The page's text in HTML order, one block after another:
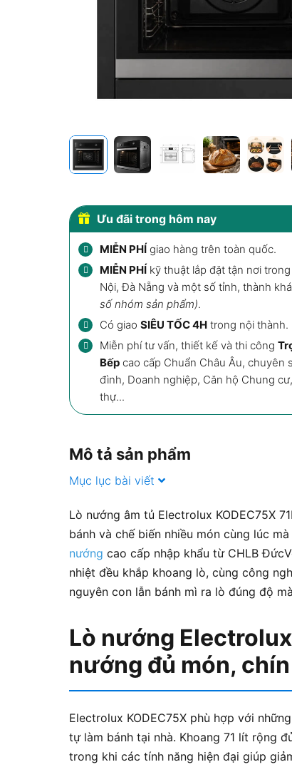
Ưu đãi trong hôm nay
MIỄN PHÍ giao hàng trên toàn quốc.
MIỄN PHÍ kỹ thuật lắp đặt tận nơi
Nội, Đà Nẵng và một số tỉnh, thành
số nhóm sản phẩm).
Có giao SIÊU TỐC 4H trong nội thành.
Miễn phí tư vấn, thiết kế và thi công
Bếp cao cấp Chuẩn Châu Âu, chuyên
đình, Doanh nghiệp, Căn hộ Chung
thự...
Mô tả sản phẩm
Mục lục bài viết
Lò nướng âm tủ Electrolux KODEC75X
bánh và chế biến nhiều món cùng lúc
nướng cao cấp nhập khẩu từ CHLB
nhiệt đều khắp khoang lò, cùng công
nguyên con lẫn bánh mì ra lò đúng độ
Lò nướng
nướng đủ món,
Electrolux KODEC75X phù hợp với
tự làm bánh tại nhà. Khoang 71 lít rộng
trong khi các tính năng hiện đại giúp